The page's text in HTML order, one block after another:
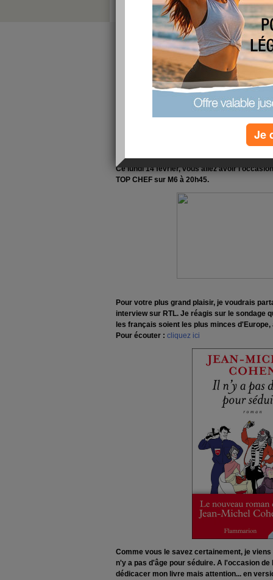
En cette fin de semaine, j'avais envie de
actualité pour que vous puissiez profiter
télévision, à la radio mais également à
Ce lundi 14 février, vous allez avoir
TOP CHEF sur M6 à 20h45.
Pour votre plus grand plaisir, je voudrais
interview sur RTL. Je réagis sur le sondage
les français soient les plus minces d'Europe,
Pour écouter : cliquez ici
Comme vous le savez certainement, je
n'y a pas d'âge pour séduire. A l'occasion
dédicacer mon livre mais attention... en
Je